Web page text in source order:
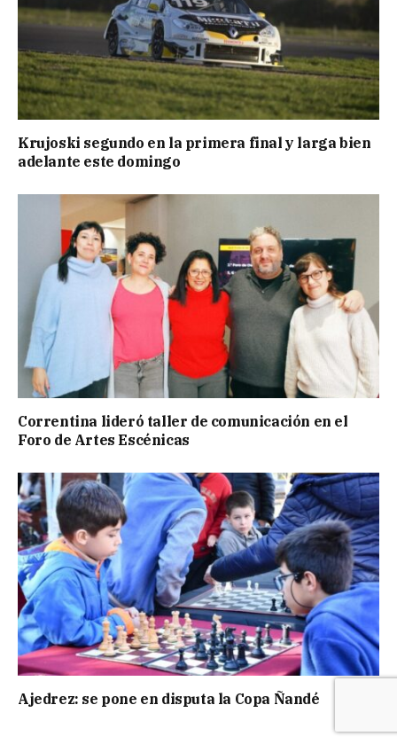
Krujoski segundo en la primera final y larga bien
adelante este domingo
Correntina lideró taller de comunicación en el
Foro de Artes Escénicas
Ajedrez: se pone en disputa la Copa Ñandé